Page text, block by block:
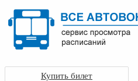
Купить билет